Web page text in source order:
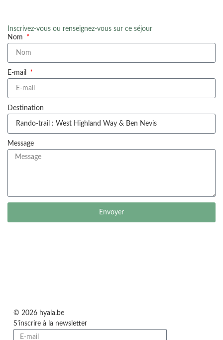
Inscrivez-vous ou renseignez-vous sur ce séjour
Nom
E-mail
Destination
Message
Envoyer
© 2026 hyala.be
S'inscrire à la newsletter